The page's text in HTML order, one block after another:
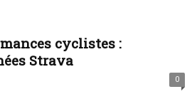
cyclistes :
Strava
0